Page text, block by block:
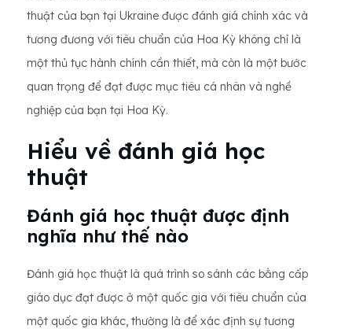
thuật của bạn tại Ukraine được đánh giá chính xác và
tương đương với tiêu chuẩn của Hoa Kỳ không chỉ là
một thủ tục hành chính cần thiết, mà còn là một bước
quan trọng để đạt được mục tiêu cá nhân và nghề
nghiệp của bạn tại Hoa Kỳ.
Hiểu về đánh giá học
thuật
Đánh giá học thuật được định
nghĩa như thế nào
Đánh giá học thuật là quá trình so sánh các bằng cấp
giáo dục đạt được ở một quốc gia với tiêu chuẩn của
một quốc gia khác, thường là để xác định sự tương